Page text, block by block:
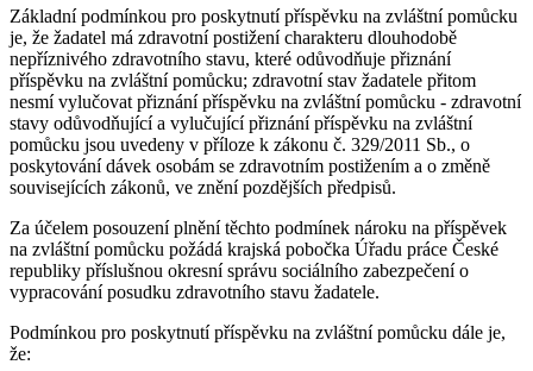
Základní podmínkou pro poskytnutí příspěvku na zvláštní pomůcku
je, že žadatel má zdravotní postižení charakteru dlouhodobě
nepříznivého zdravotního stavu, které odůvodňuje přiznání
příspěvku na zvláštní pomůcku; zdravotní stav žadatele přitom
nesmí vylučovat přiznání příspěvku na zvláštní pomůcku - zdravotní
stavy odůvodňující a vylučující přiznání příspěvku na zvláštní
pomůcku jsou uvedeny v příloze k zákonu č. 329/2011 Sb., o
poskytování dávek osobám se zdravotním postižením a o změně
souvisejících zákonů, ve znění pozdějších předpisů.
Za účelem posouzení plnění těchto podmínek nároku na příspěvek
na zvláštní pomůcku požádá krajská pobočka Úřadu práce České
republiky příslušnou okresní správu sociálního zabezpečení o
vypracování posudku zdravotního stavu žadatele.
Podmínkou pro poskytnutí příspěvku na zvláštní pomůcku dále je,
že: